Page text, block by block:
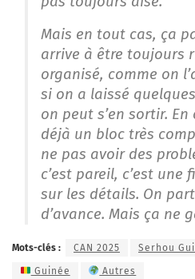
Mais en tout cas, ça
arrive à être toujours
organisé, comme on
si on a laissé
on peut s’en sortir.
déjà un bloc très
ne pas avoir des
c’est pareil, c’est une
sur les détails. On
d’avance. Mais ça ne
Mots-clés : CAN 2025 Serhou
Guinée Autres